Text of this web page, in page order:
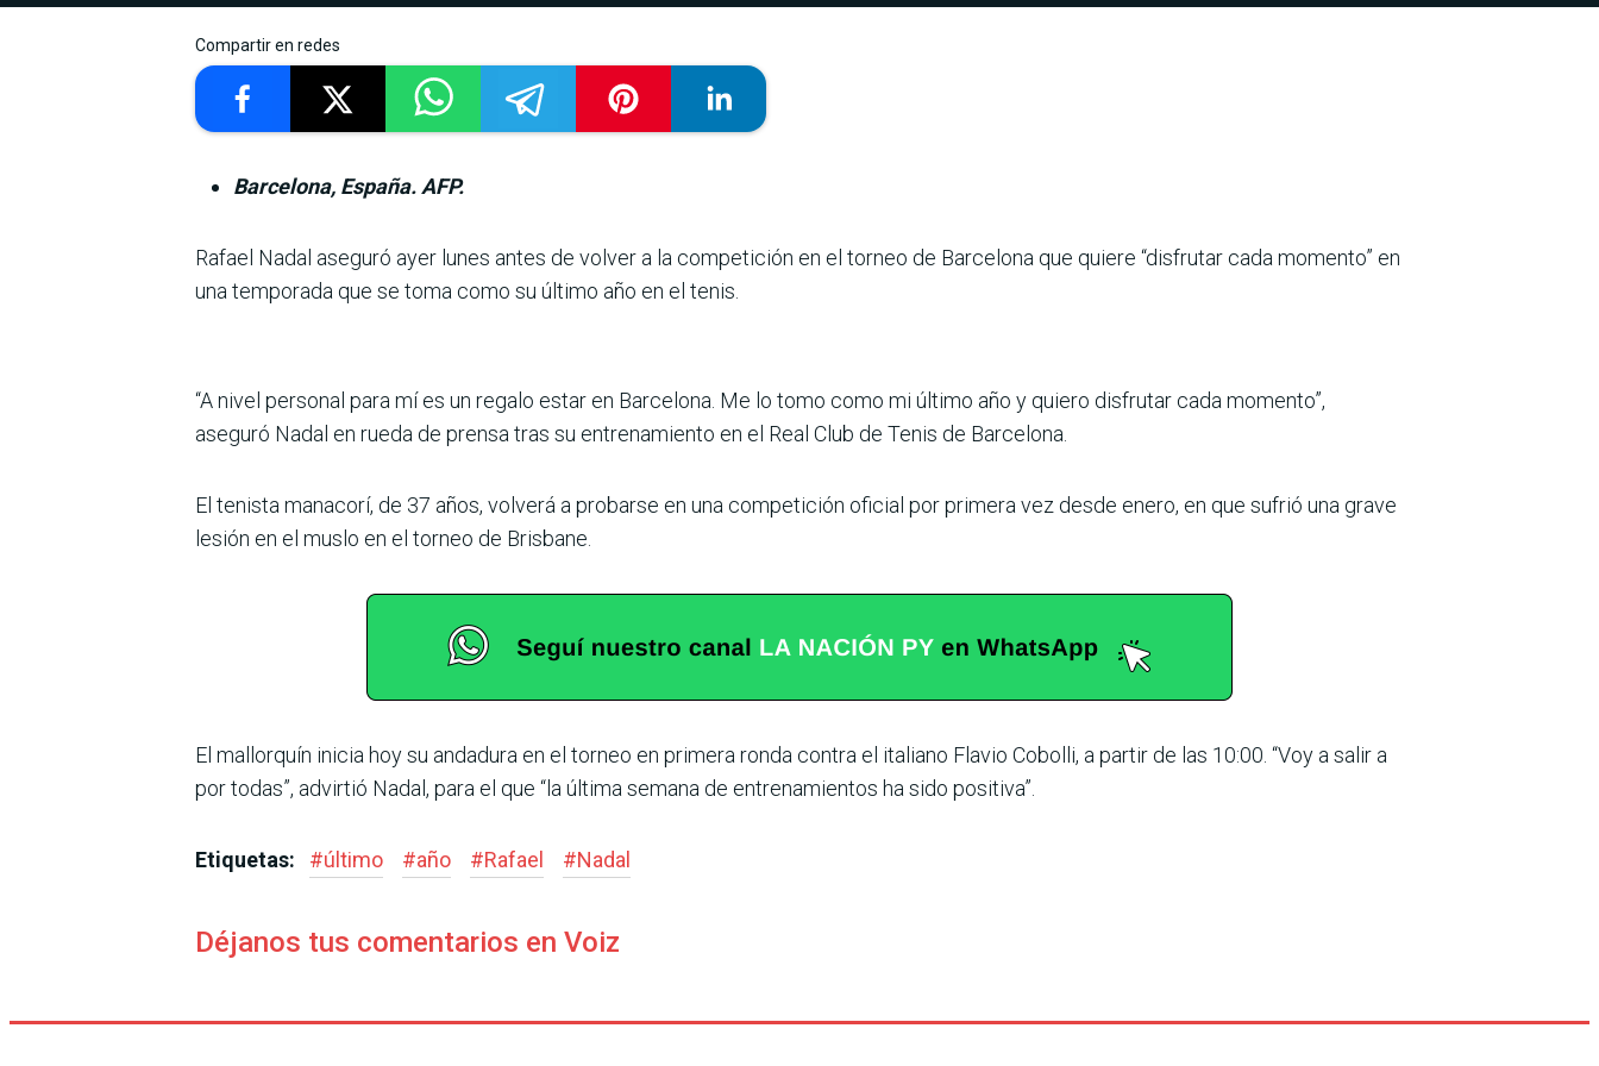
Compartir en redes
Barcelona, España. AFP.
Rafael Nadal aseguró ayer lunes antes de volver a la com­petición en el torneo de Bar­celona que quiere “disfrutar cada momento” en
una tem­porada que se toma como su último año en el tenis.
“A nivel personal para mí es un regalo estar en Barcelona. Me lo tomo como mi último año y quiero disfrutar cada momento”,
aseguró Nadal en rueda de prensa tras su entre­namiento en el Real Club de Tenis de Barcelona.
El tenista manacorí, de 37 años, volverá a probarse en una competición oficial por primera vez desde enero, en que sufrió una grave
lesión en el muslo en el torneo de Brisbane.
El mallorquín inicia hoy su andadura en el torneo en primera ronda contra el ita­liano Flavio Cobolli, a partir de las 10:00. “Voy a salir a
por todas”, advirtió Nadal, para el que “la última semana de entrenamientos ha sido positiva”.
Etiquetas: #último #año #Rafael #Nadal
Déjanos tus comentarios en Voiz